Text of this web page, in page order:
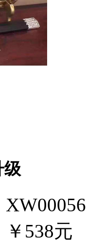
级
￥538元